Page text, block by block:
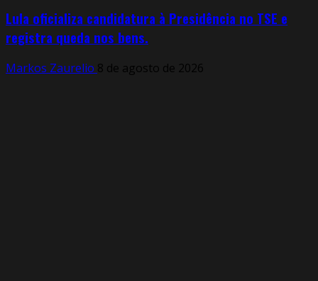
Lula oficializa candidatura à Presidência no TSE e
registra queda nos bens.
Markos Zaurelio 8 de agosto de 2026